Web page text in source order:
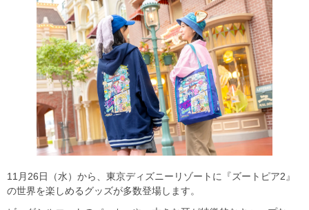
11月26日（水）から、東京ディズニーリゾートに『ズートピア2』
の世界を楽しめるグッズが多数登場します。